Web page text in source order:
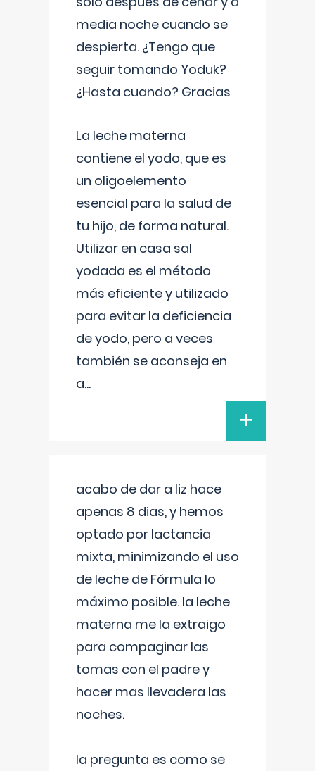
media noche cuando se
despierta. ¿Tengo que
seguir tomando Yoduk?
¿Hasta cuando? Gracias
La leche materna
contiene el yodo, que es
un oligoelemento
esencial para la salud de
tu hijo, de forma natural.
Utilizar en casa sal
yodada es el método
más eficiente y utilizado
para evitar la deficiencia
de yodo, pero a veces
también se aconseja en
a...
+
acabo de dar a liz hace
apenas 8 dias, y hemos
optado por lactancia
mixta, minimizando el uso
de leche de Fórmula lo
máximo posible. la leche
materna me la extraigo
para compaginar las
tomas con el padre y
hacer mas llevadera las
noches.
la pregunta es como se